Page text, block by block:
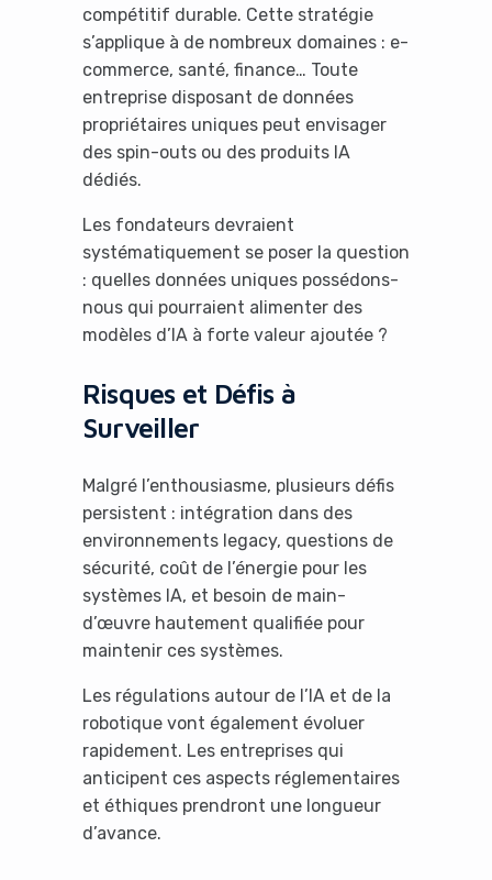
compétitif durable. Cette stratégie
s’applique à de nombreux domaines : e-
commerce, santé, finance… Toute
entreprise disposant de données
propriétaires uniques peut envisager
des spin-outs ou des produits IA
dédiés.
Les fondateurs devraient
systématiquement se poser la question
: quelles données uniques possédons-
nous qui pourraient alimenter des
modèles d’IA à forte valeur ajoutée ?
Risques et Défis à
Surveiller
Malgré l’enthousiasme, plusieurs défis
persistent : intégration dans des
environnements legacy, questions de
sécurité, coût de l’énergie pour les
systèmes IA, et besoin de main-
d’œuvre hautement qualifiée pour
maintenir ces systèmes.
Les régulations autour de l’IA et de la
robotique vont également évoluer
rapidement. Les entreprises qui
anticipent ces aspects réglementaires
et éthiques prendront une longueur
d’avance.